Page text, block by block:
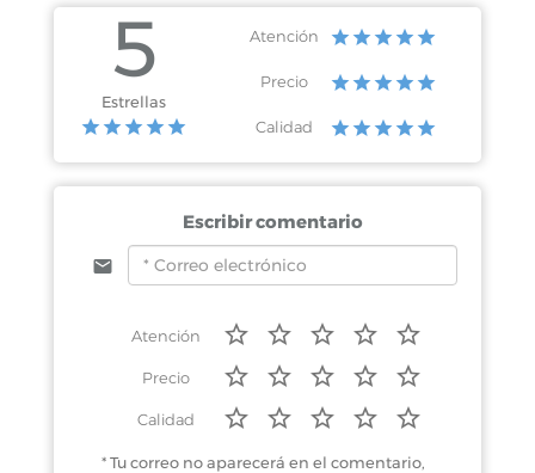
5
Estrellas
Atención
Precio
Calidad
Escribir comentario
Atención
Precio
Calidad
* Tu correo no aparecerá en el comentario,